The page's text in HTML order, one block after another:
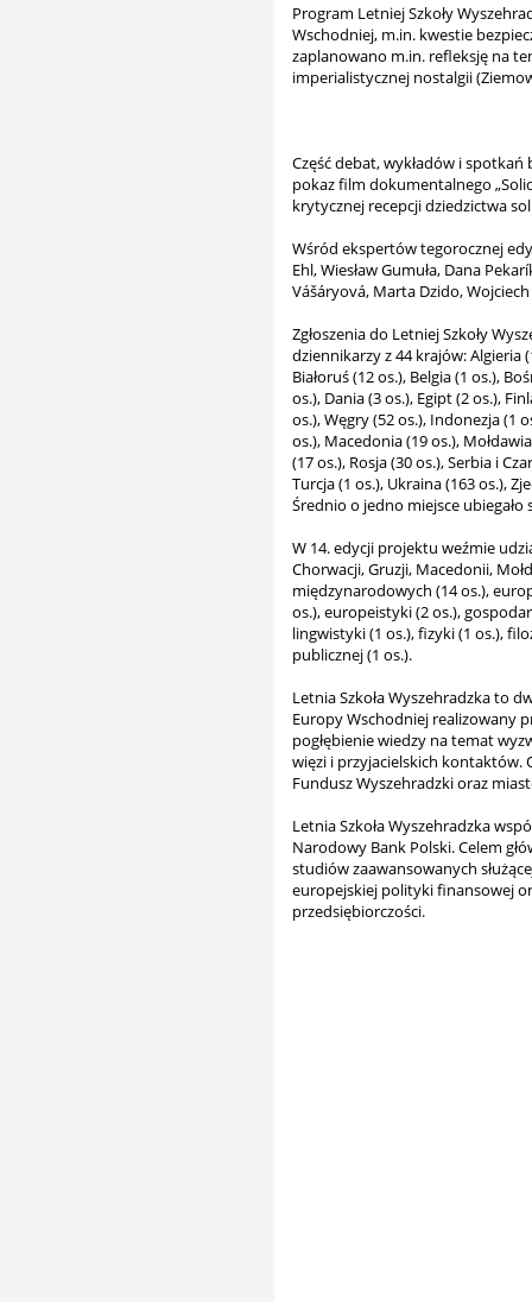
Program Letniej Szkoły
Wschodniej, m.in. kwestie
zaplanowano m.in. refleksję na
imperialistycznej nostalgii
Część debat, wykładów i
pokaz film dokumentalnego
krytycznej recepcji dziedzictwa
Wśród ekspertów tegorocznej
Ehl, Wiesław Gumuła, Dana
Vášáryová, Marta Dzido,
Zgłoszenia do Letniej Szkoły
dziennikarzy z 44 krajów: Algieria
Białoruś (12 os.), Belgia (1 os.),
os.), Dania (3 os.), Egipt (2 os.),
os.), Węgry (52 os.), Indonezja (1
os.), Macedonia (19 os.),
(17 os.), Rosja (30 os.), Serbia i
Turcja (1 os.), Ukraina (163 os.),
Średnio o jedno miejsce
W 14. edycji projektu weźmie
Chorwacji, Gruzji, Macedonii,
międzynarodowych (14 os.),
os.), europeistyki (2 os.),
lingwistyki (1 os.), fizyki (1 os.),
publicznej (1 os.).
Letnia Szkoła Wyszehradzka to
Europy Wschodniej realizowany
pogłębienie wiedzy na temat
więzi i przyjacielskich
Fundusz Wyszehradzki oraz
Letnia Szkoła Wyszehradzka
Narodowy Bank Polski. Celem
studiów zaawansowanych
europejskiej polityki finansowej
przedsiębiorczości.